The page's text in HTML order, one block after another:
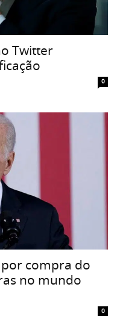
Twitter
0
compra do
no mundo
0